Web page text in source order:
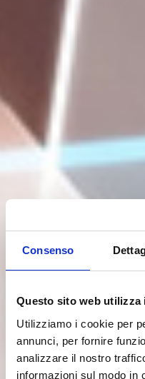
Consenso
Questo sito web utilizza
Utilizziamo i cookie per
annunci, per fornire
analizzare il nostro
informazioni sul modo in